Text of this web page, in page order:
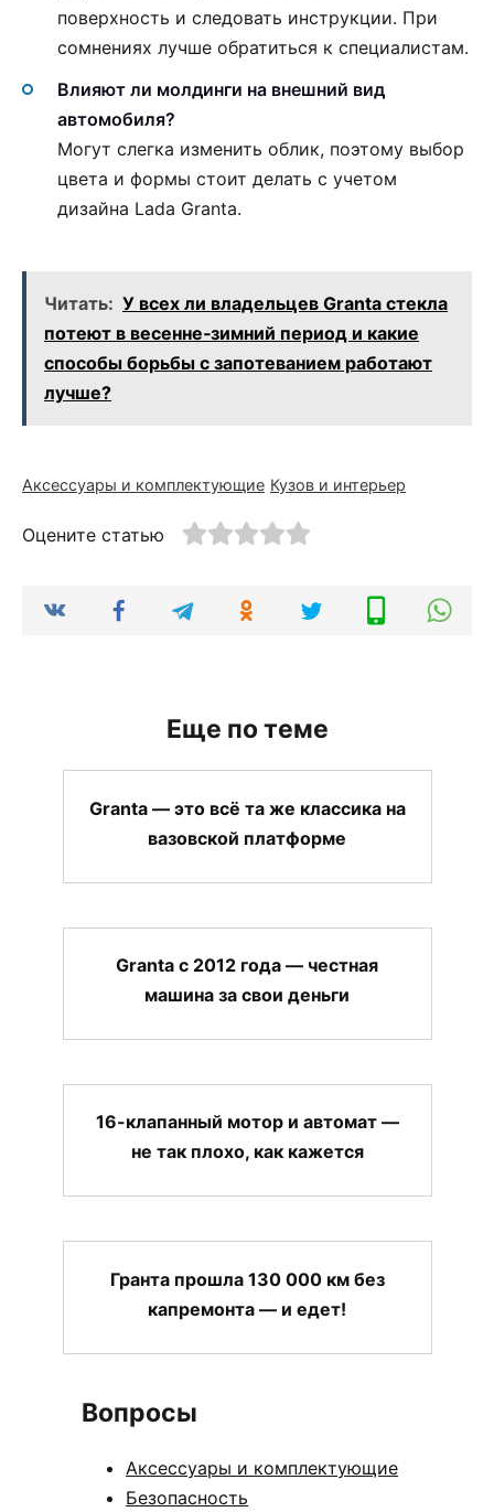
поверхность и следовать инструкции. При
сомнениях лучше обратиться к специалистам.
Влияют ли молдинги на внешний вид
автомобиля?
Могут слегка изменить облик, поэтому выбор
цвета и формы стоит делать с учетом
дизайна Lada Granta.
Читать: У всех ли владельцев Granta стекла
потеют в весенне‑зимний период и какие
способы борьбы с запотеванием работают
лучше?
Аксессуары и комплектующие Кузов и интерьер
Оцените статью
Еще по теме
Granta — это всё та же классика на
вазовской платформе
Granta с 2012 года — честная
машина за свои деньги
16-клапанный мотор и автомат —
не так плохо, как кажется
Гранта прошла 130 000 км без
капремонта — и едет!
Вопросы
Аксессуары и комплектующие
Безопасность